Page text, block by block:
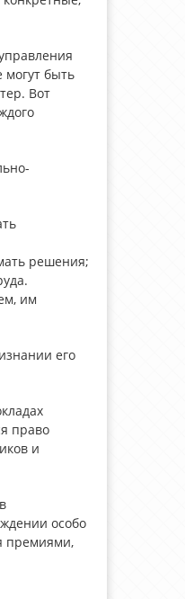
быть
Вот
решения;
им
его
право
и
особо
премиями,